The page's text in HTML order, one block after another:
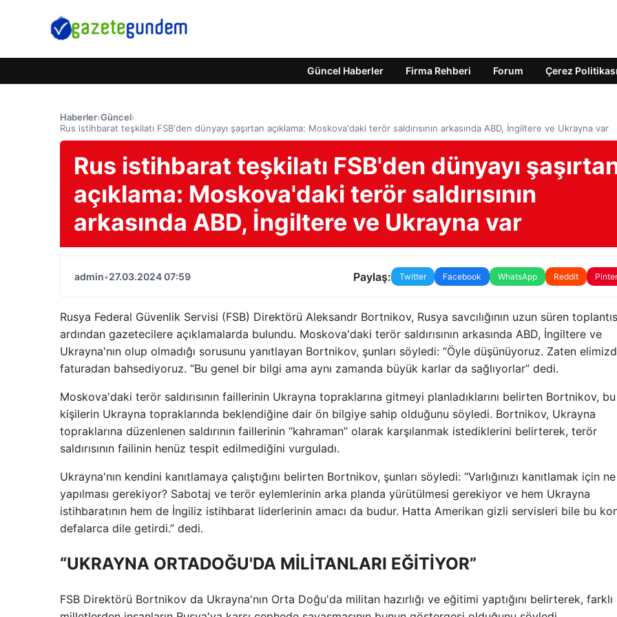
Güncel Haberler Firma Rehberi Forum Çerez Politikası
Haberler›Güncel›
Rus istihbarat teşkilatı FSB'den dünyayı şaşırtan açıklama: Moskova'daki terör saldırısının arkasında ABD, İngiltere ve Ukrayna var
Rus istihbarat teşkilatı FSB'den dünyayı
açıklama: Moskova'daki terör saldırısının
arkasında ABD, İngiltere ve Ukrayna var
admin•27.03.2024 07:59 Paylaş: Twitter Facebook WhatsApp Reddit
Rusya Federal Güvenlik Servisi (FSB) Direktörü Aleksandr Bortnikov, Rusya savcılığının uzun süren
ardından gazetecilere açıklamalarda bulundu. Moskova'daki terör saldırısının arkasında ABD, İngiltere ve
Ukrayna'nın olup olmadığı sorusunu yanıtlayan Bortnikov, şunları söyledi: “Öyle düşünüyoruz. Zaten
faturadan bahsediyoruz. “Bu genel bir bilgi ama aynı zamanda büyük karlar da sağlıyorlar” dedi.
Moskova'daki terör saldırısının faillerinin Ukrayna topraklarına gitmeyi planladıklarını belirten Bortnikov, bu
kişilerin Ukrayna topraklarında beklendiğine dair ön bilgiye sahip olduğunu söyledi. Bortnikov, Ukrayna
topraklarına düzenlenen saldırının faillerinin “kahraman” olarak karşılanmak istediklerini belirterek, terör
saldırısının failinin henüz tespit edilmediğini vurguladı.
Ukrayna'nın kendini kanıtlamaya çalıştığını belirten Bortnikov, şunları söyledi: “Varlığınızı kanıtlamak için ne
yapılması gerekiyor? Sabotaj ve terör eylemlerinin arka planda yürütülmesi gerekiyor ve hem Ukrayna
istihbaratının hem de İngiliz istihbarat liderlerinin amacı da budur. Hatta Amerikan gizli servisleri bile bu
defalarca dile getirdi.” dedi.
“UKRAYNA ORTADOĞU'DA MİLİTANLARI EĞİTİYOR”
FSB Direktörü Bortnikov da Ukrayna'nın Orta Doğu'da militan hazırlığı ve eğitimi yaptığını belirterek, farklı